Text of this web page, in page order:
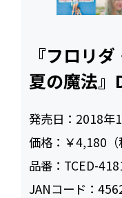
『フロリ
夏の魔法』
発売日： 2018年
価格： ￥4,180（
品番： TCED-
JANコード：